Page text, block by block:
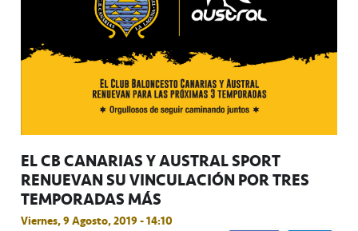
EL CB CANARIAS Y AUSTRAL SPORT
RENUEVAN SU VINCULACIÓN POR TRES
TEMPORADAS MÁS
Viernes, 9 Agosto, 2019 - 14:10